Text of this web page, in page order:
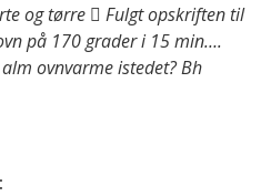
og tørre 🫩 Fulgt opskriften til
på 170 grader i 15 min….
ovnvarme istedet? Bh
: